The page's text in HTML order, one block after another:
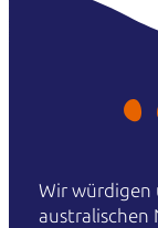
Wir würdigen
australischen